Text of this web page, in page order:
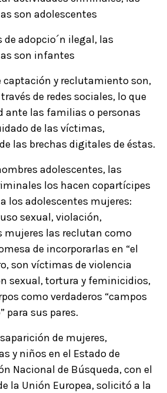
son adolescentes
de adopcio´n ilegal, las
son infantes
captación y reclutamiento son,
de redes sociales, lo que
ante las familias o personas
de las víctimas,
las brechas digitales de éstas.
adolescentes, las
los hacen copartícipes
los adolescentes mujeres:
sexual, violación,
mujeres las reclutan como
de incorporarlas en “el
son víctimas de violencia
sexual, tortura y feminicidios,
como verdaderos “campos
para sus pares.
de mujeres,
y niños en el Estado de
Nacional de Búsqueda, con el
la Unión Europea, solicitó a la